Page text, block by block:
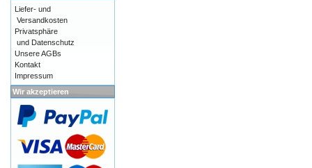
Liefer- und
Versandkosten
Privatsphäre
und Datenschutz
Unsere AGBs
Kontakt
Impressum
Wir akzeptieren